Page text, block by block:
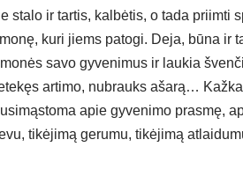
stalo ir tartis, kalbėtis, o tada priimti
kuri jiems patogi. Deja, būna ir
savo gyvenimus ir laukia
artimo, nubrauks ašarą…
apie gyvenimo prasmę,
tikėjimą gerumu, tikėjimą